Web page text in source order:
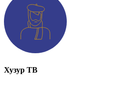
Хузур ТВ